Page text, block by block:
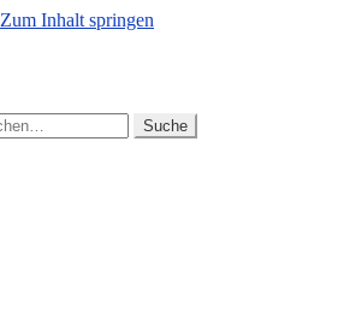
Zum Inhalt springen
Suche